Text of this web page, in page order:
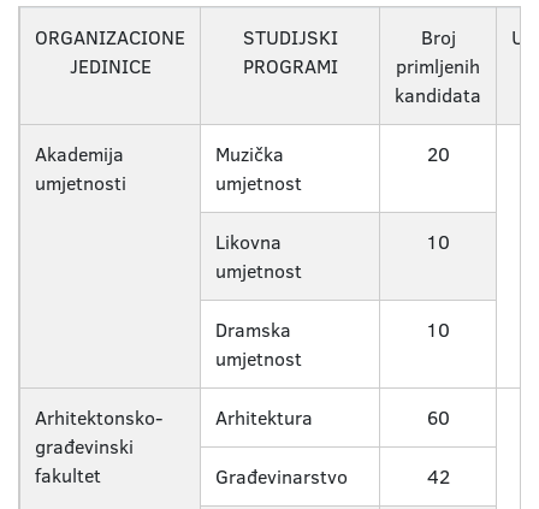
ORGANIZACIONE
JEDINICE
STUDIJSKI
PROGRAMI
Broj
primljenih
kandidata
Akademija
umjetnosti
Muzička
umjetnost
20
Likovna
umjetnost
10
Dramska
umjetnost
10
Arhitektonsko-
građevinski
fakultet
Arhitektura 60
Građevinarstvo 42